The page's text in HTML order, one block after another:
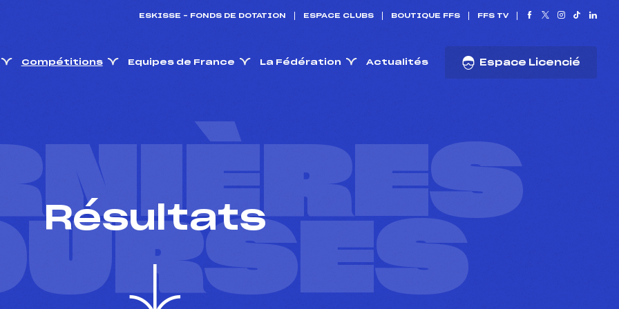
ESKISSE – FONDS DE DOTATION ESPACE CLUBS BOUTIQUE FFS FFS TV
Compétitions Equipes de France La Fédération Actualités Espace Licencié
Résultats